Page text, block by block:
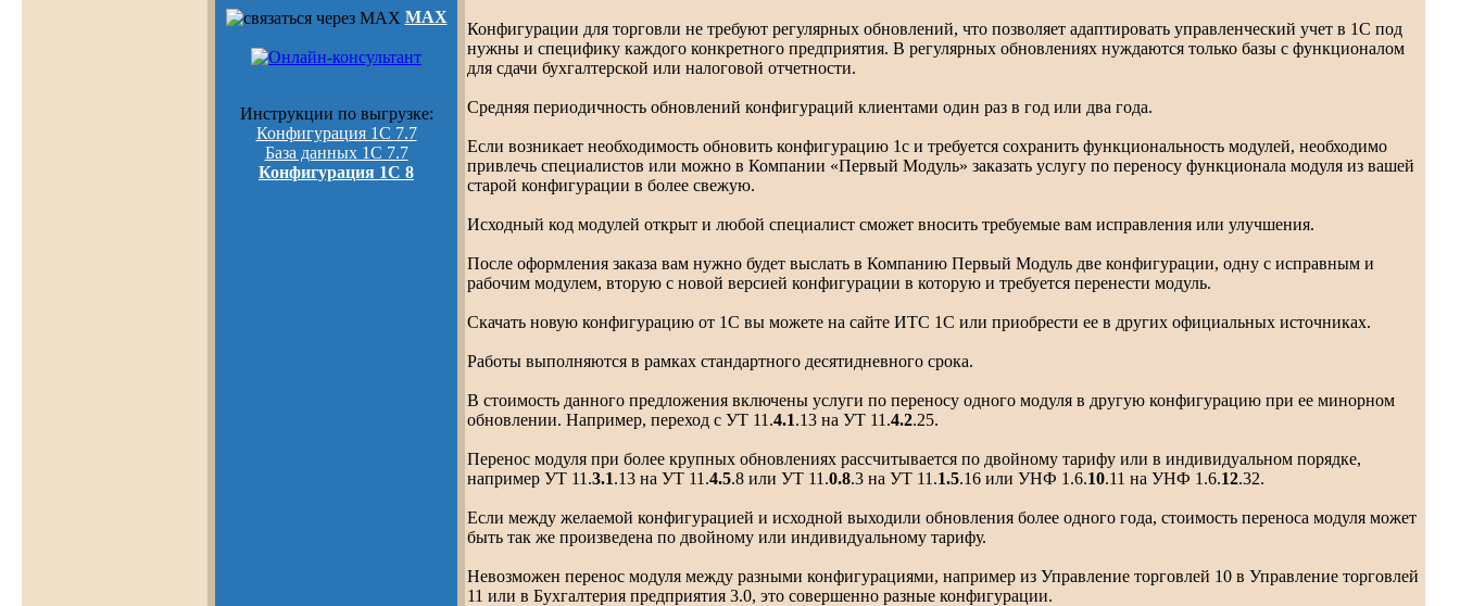
MAX
Инструкции по выгрузке:
Конфигурация 1С 7.7
База данных 1С 7.7
Конфигурация 1С 8
Конфигурации для торговли не требуют регулярных обновлений, что позволяет адаптировать управленческий учет в 1С под
нужны и специфику каждого конкретного предприятия. В регулярных обновлениях нуждаются только базы с функционалом
для сдачи бухгалтерской или налоговой отчетности.
Средняя периодичность обновлений конфигураций клиентами один раз в год или два года.
Если возникает необходимость обновить конфигурацию 1с и требуется сохранить функциональность модулей, необходимо
привлечь специалистов или можно в Компании «Первый Модуль» заказать услугу по переносу функционала модуля из вашей
старой конфигурации в более свежую.
Исходный код модулей открыт и любой специалист сможет вносить требуемые вам исправления или улучшения.
После оформления заказа вам нужно будет выслать в Компанию Первый Модуль две конфигурации, одну с исправным и
рабочим модулем, вторую с новой версией конфигурации в которую и требуется перенести модуль.
Скачать новую конфигурацию от 1С вы можете на сайте ИТС 1С или приобрести ее в других официальных источниках.
Работы выполняются в рамках стандартного десятидневного срока.
В стоимость данного предложения включены услуги по переносу одного модуля в другую конфигурацию при ее минорном
обновлении. Например, переход с УТ 11.4.1.13 на УТ 11.4.2.25.
Перенос модуля при более крупных обновлениях рассчитывается по двойному тарифу или в индивидуальном порядке,
например УТ 11.3.1.13 на УТ 11.4.5.8 или УТ 11.0.8.3 на УТ 11.1.5.16 или УНФ 1.6.10.11 на УНФ 1.6.12.32.
Если между желаемой конфигурацией и исходной выходили обновления более одного года, стоимость переноса модуля может
быть так же произведена по двойному или индивидуальному тарифу.
Невозможен перенос модуля между разными конфигурациями, например из Управление торговлей 10 в Управление торговлей
11 или в Бухгалтерия предприятия 3.0, это совершенно разные конфигурации.